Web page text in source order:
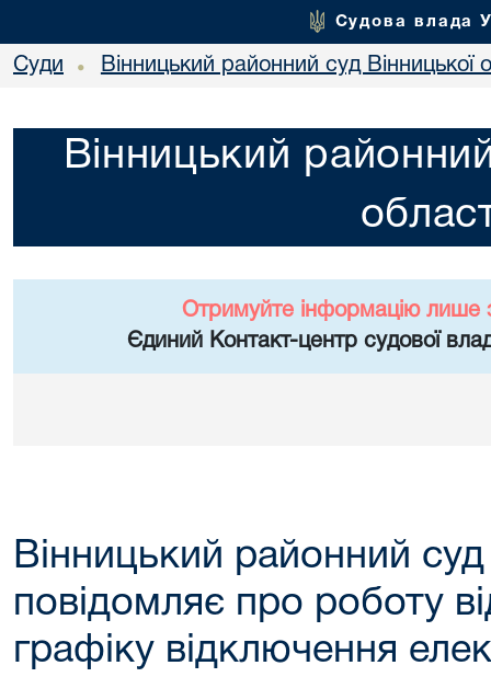
Судова влада
Суди • Вінницький районний суд Вінницької
Вінницький
Отримуйте інформацію лише
Єдиний Контакт-центр судової
Вінницький районний суд
повідомляє про роботу
графіку відключення